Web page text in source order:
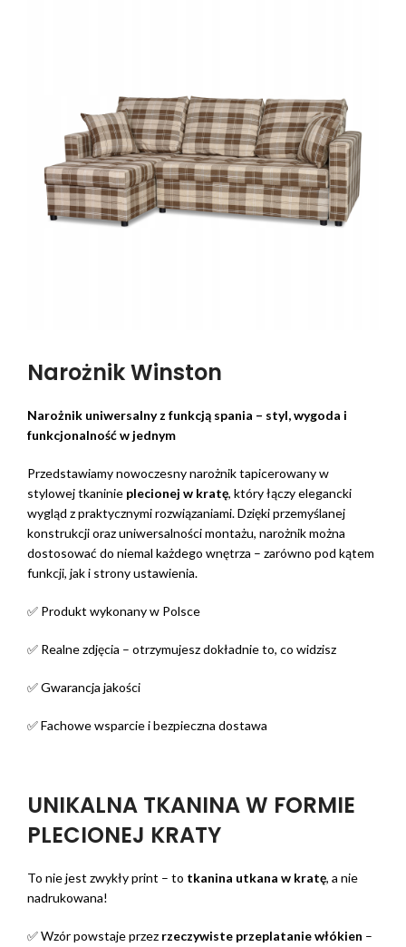
Narożnik Winston
Narożnik uniwersalny z funkcją spania – styl, wygoda i
funkcjonalność w jednym
Przedstawiamy nowoczesny narożnik tapicerowany w
stylowej tkaninie plecionej w kratę, który łączy elegancki
wygląd z praktycznymi rozwiązaniami. Dzięki przemyślanej
konstrukcji oraz uniwersalności montażu, narożnik można
dostosować do niemal każdego wnętrza – zarówno pod kątem
funkcji, jak i strony ustawienia.
✅ Produkt wykonany w Polsce
✅ Realne zdjęcia – otrzymujesz dokładnie to, co widzisz
✅ Gwarancja jakości
✅ Fachowe wsparcie i bezpieczna dostawa
UNIKALNA TKANINA W FORMIE
PLECIONEJ KRATY
To nie jest zwykły print – to tkanina utkana w kratę, a nie
nadrukowana!
✅ Wzór powstaje przez rzeczywiste przeplatanie włókien –